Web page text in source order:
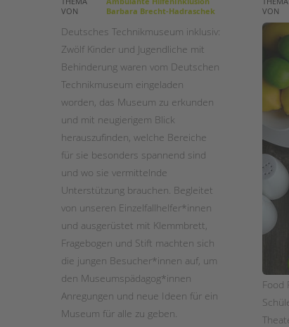
VON
Barbara Brecht-Hadraschek
Deutsches Technikmuseum inklusiv:
Zwölf Kinder und Jugendliche mit
Behinderung waren vom Deutschen
Technikmuseum eingeladen
worden, das Museum zu erkunden
und mit neugierigem Blick
herauszufinden, welche Bereiche
für sie besonders spannend sind
und wo sie vermittelnde
Unterstützung brauchen. Begleitet
von unseren Einzelfallhelfer*innen
und ausgerüstet mit Klemmbrett,
Fragebogen und Stift machten sich
die jungen Besucher*innen auf, um
den Museumspädagog*innen
Anregungen und neue Ideen für ein
Museum für alle zu geben.
VON
Food